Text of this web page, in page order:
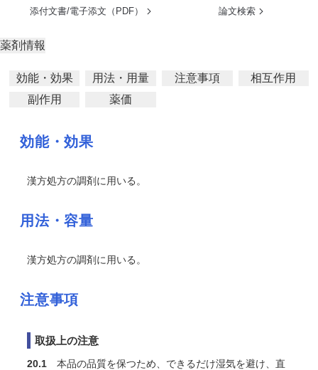
添付文書/電子添文（PDF） 論文検索
薬剤情報
効能・効果 用法・用量 注意事項
相互作用
副作用
薬価
効能・効果
漢方処方の調剤に用いる。
用法・容量
漢方処方の調剤に用いる。
注意事項
取扱上の注意
20.1 本品の品質を保つため、できるだけ湿気を避け、直